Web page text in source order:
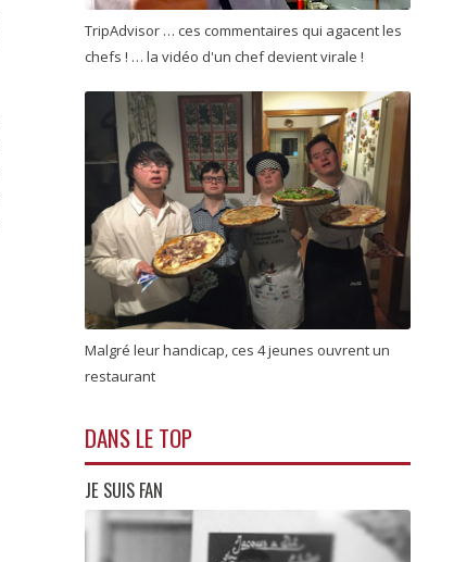
TripAdvisor … ces commentaires qui agacent les
chefs ! … la vidéo d'un chef devient virale !
Malgré leur handicap, ces 4 jeunes ouvrent un
restaurant
DANS LE TOP
JE SUIS FAN